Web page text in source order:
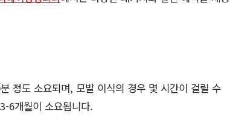
정도 소요되며, 모발 이식의 경우 몇 시간이 걸릴 수
6개월이 소요됩니다.